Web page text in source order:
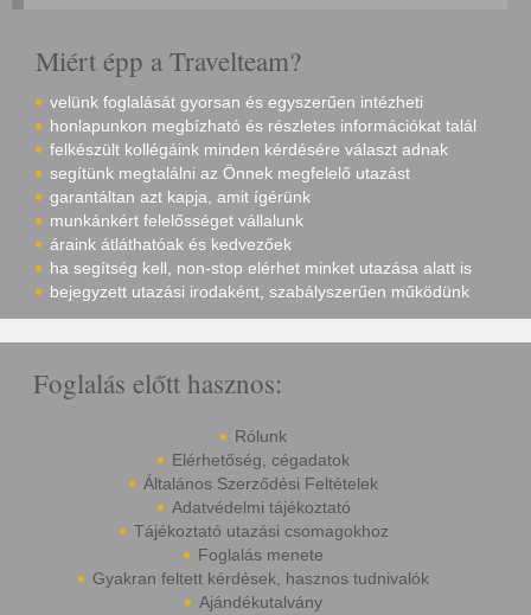
Miért épp a Travelteam?
velünk foglalását gyorsan és egyszerűen intézheti
honlapunkon megbízható és részletes információkat talál
felkészült kollégáink minden kérdésére választ adnak
segítünk megtalálni az Önnek megfelelő utazást
garantáltan azt kapja, amit ígérünk
munkánkért felelősséget vállalunk
áraink átláthatóak és kedvezőek
ha segítség kell, non-stop elérhet minket utazása alatt is
bejegyzett utazási irodaként, szabályszerűen működünk
Foglalás előtt hasznos:
Rólunk
Elérhetőség, cégadatok
Általános Szerződési Feltételek
Adatvédelmi tájékoztató
Tájékoztató utazási csomagokhoz
Foglalás menete
Gyakran feltett kérdések, hasznos tudnivalók
Ajándékutalvány